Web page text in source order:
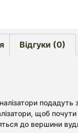
Відгуки (0)
щоб
до вершини